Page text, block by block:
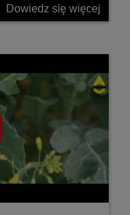
Dowiedz się więcej